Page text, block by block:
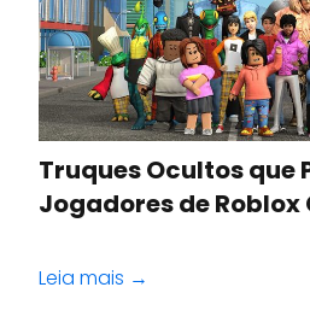
Truques Ocultos que
Jogadores de Roblox
Leia mais →